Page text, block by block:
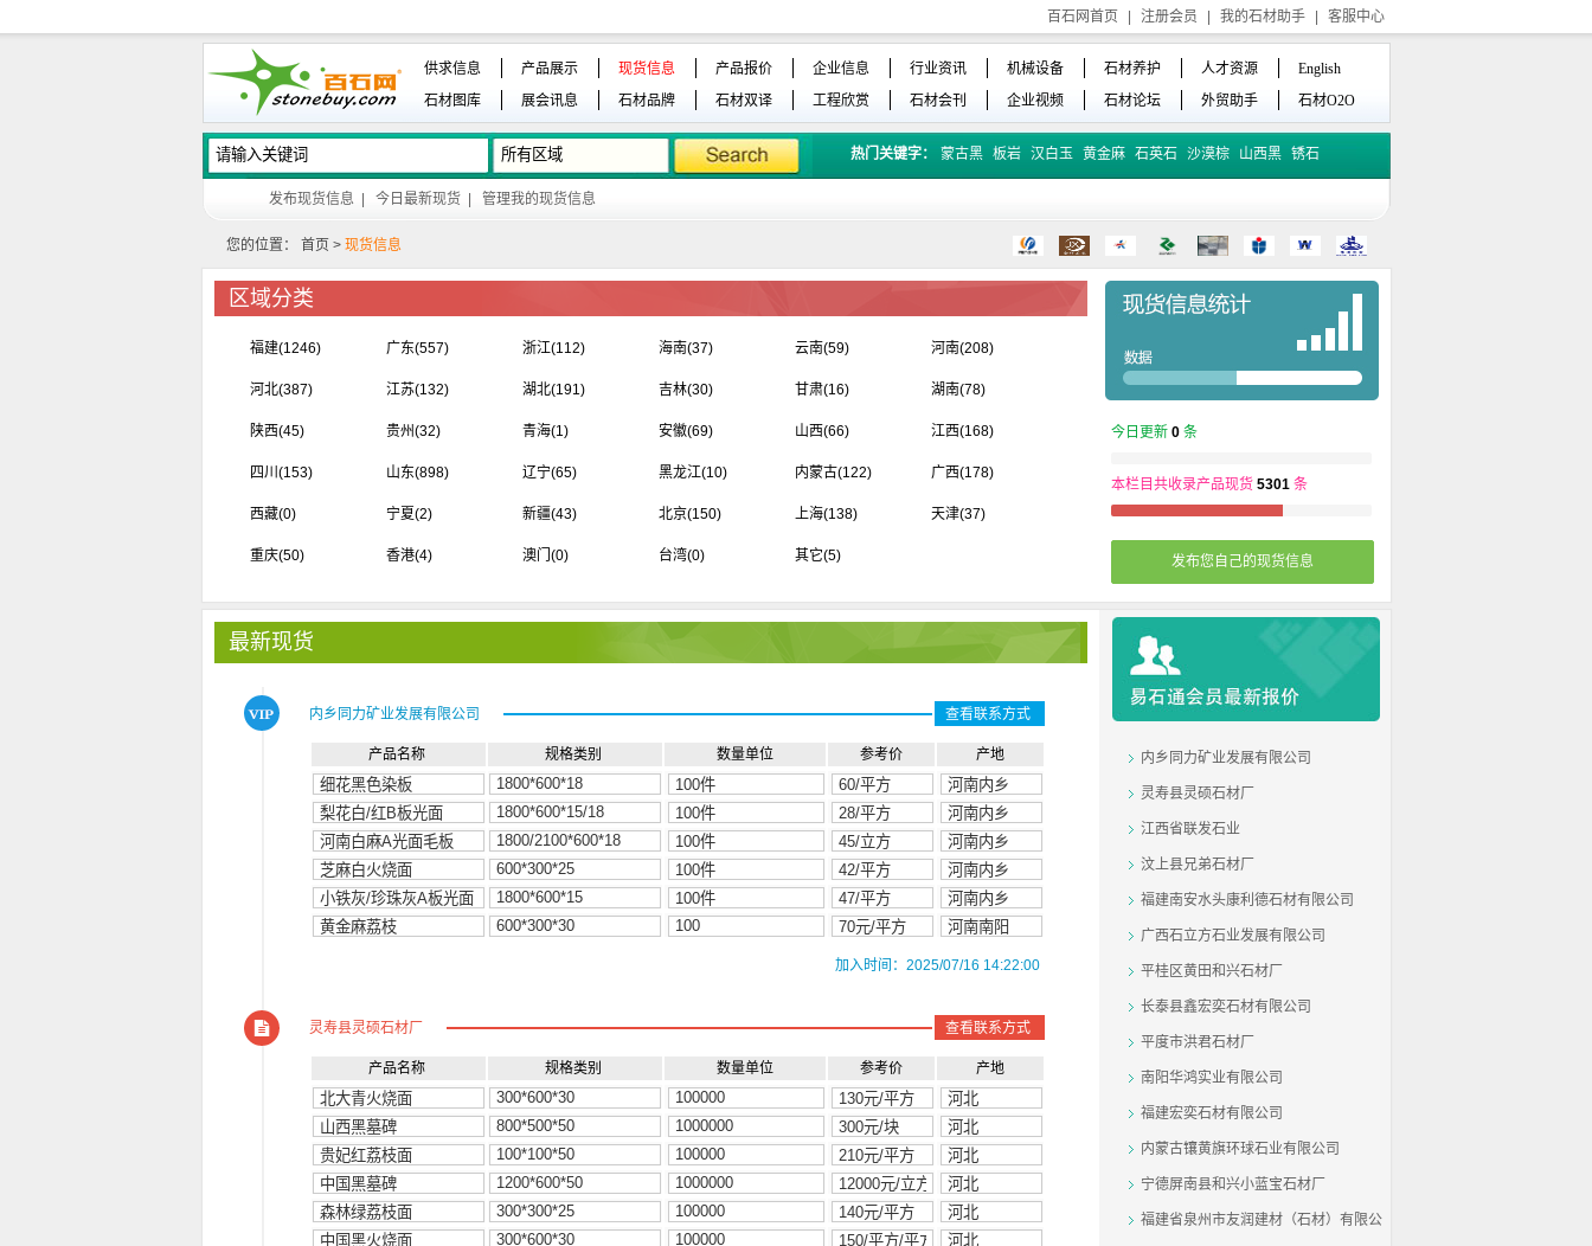
百石网首页 注册会员 我的石材助手 客服中心
供求信息 产品展示 现货信息 产品报价 企业信息 行业资讯 机械设备 石材养护 人才资源
English
石材图库
展会讯息 石材品牌 石材双译 工程欣赏 石材会刊 企业视频 石材论坛 外贸助手 石材O2O
热门关键字： 蒙古黑 板岩 汉白玉 黄金麻 石英石 沙漠棕 山西黑 锈石
发布现货信息 今日最新现货 管理我的现货信息
您的位置： 首页 > 现货信息
区域分类
福建(1246) 广东(557) 浙江(112) 海南(37) 云南(59) 河南(208)
河北(387) 江苏(132) 湖北(191) 吉林(30) 甘肃(16) 湖南(78)
陕西(45) 贵州(32) 青海(1) 安徽(69) 山西(66) 江西(168)
四川 (153) 山东(898) 辽宁(65) 黑龙江(10) 内蒙古(122) 广西(178)
西藏(0) 宁夏(2) 新疆(43) 北京(150) 上海(138) 天津(37)
重庆(50) 香港(4) 澳门 (0) 台湾(0) 其它(5)
今日更新 0条
本栏目共收录产品现货 5301条
发布您自己的现货信息
最新现货
内乡同力矿业发展有限公司 查看联系方式
产品名称 规格类别 数量单位 参考价 产地
加入时间：2025/07/16 14:22:00
灵寿县灵硕石材厂 查看联系方式
产品名称 规格类别 数量单位 参考价 产地
内乡同力矿业发展有限公司
灵寿县灵硕石材厂
江西省联发石业
汶上县兄弟石材厂
福建南安水头康利德石材有限公司
广西石立方石业发展有限公司
平桂区黄田和兴石材厂
长泰县鑫宏奕石材有限公司
平度市洪君石材厂
南阳华鸿实业有限公司
福建宏奕石材有限公司
内蒙古镶黄旗环球石业有限公司
宁德屏南县和兴小蓝宝石材厂
福建省泉州市友润建材（石材）有限公